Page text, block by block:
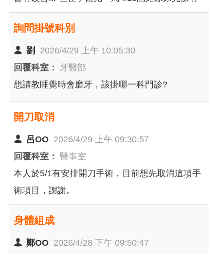
血絲及馬桶內小血塊掉落, 4/22開始血量稍增加
(小號完擦有血)及4/25開始下腹痛增加, 至4/29更
有血量增加及下腹痛增加, 請問這會是什麼可能原
因呢? 目前婦產科開給我voren+averine, 也說陰道
超音波正常 前一次月經是4/6-4/11(月經未結束醫
師建議4/11這個日期適合做子宮鏡)
詢問掛號科別
劉
2026/4/29 上午 10:05:30
回覆科室： 牙醫部
想請教睡覺時會磨牙，該掛哪一科門診?
開刀取消
呂OO 2026/4/29 上午 09:30:57
回覆科室： 醫事室
本人於5/1有安排開刀手術，目前想先取消這項手
術項目，謝謝。
身體組成
鄭OO 2026/4/28 下午 09:50:47